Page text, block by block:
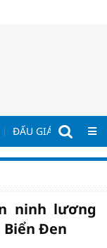
ĐẤU GIÁ - ĐẤU
ninh lương
Đen